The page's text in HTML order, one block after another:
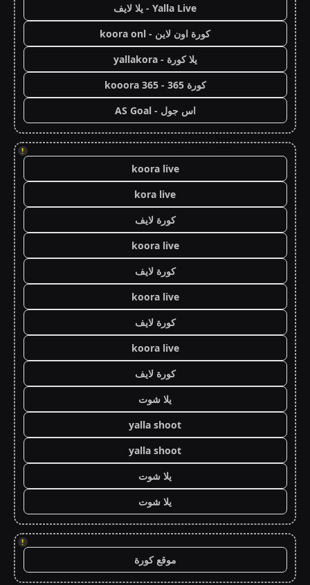
Yalla Live - يلا لايف
كورة اون لاين - koora onl
يلا كورة - yallakora
كورة 365 - kooora 365
اس جول - AS Goal
!
koora live
kora live
كورة لايف
koora live
كورة لايف
koora live
كورة لايف
koora live
كورة لايف
يلا شوت
yalla shoot
yalla shoot
يلا شوت
يلا شوت
!
موقع كورة